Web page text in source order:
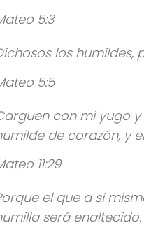
5:3
los humildes,
5:5
con mi yugo
de corazón, y
11:29
el que a sí
será enaltecido.